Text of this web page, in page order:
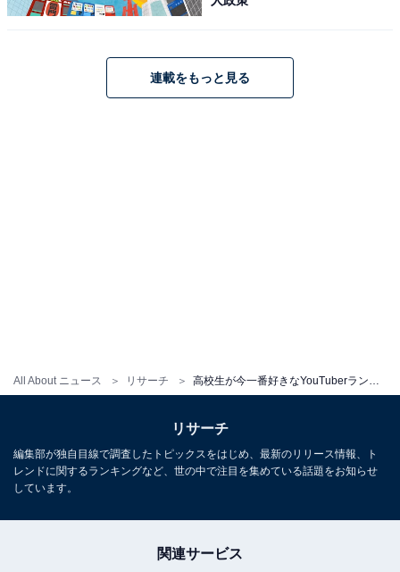
All About ニュース リサーチ
連載をもっと見る
リサーチ
編集部が独自目線で調査したトピックスをはじめ、最新のリリース情報、ト
レンドに関するランキングなど、世の中で注目を集めている話題をお知らせ
しています。
関連サービス